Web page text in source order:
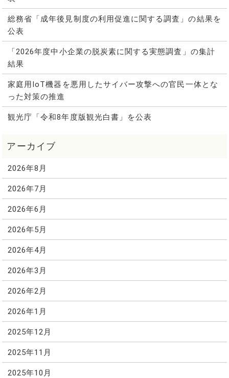
総務省「成年後見制度の利用促進に関する調査」の結果を
公表
「2026年度中小企業の脱炭素に関する実態調査」の集計
結果
家庭用IoT機器を悪用したサイバー攻撃への官民一体とな
った対策の推進
観光庁「令和8年度版観光白書」を公表
2026年8月
2026年7月
2026年6月
2026年5月
2026年4月
2026年3月
2026年2月
2026年1月
2025年12月
2025年11月
2025年10月